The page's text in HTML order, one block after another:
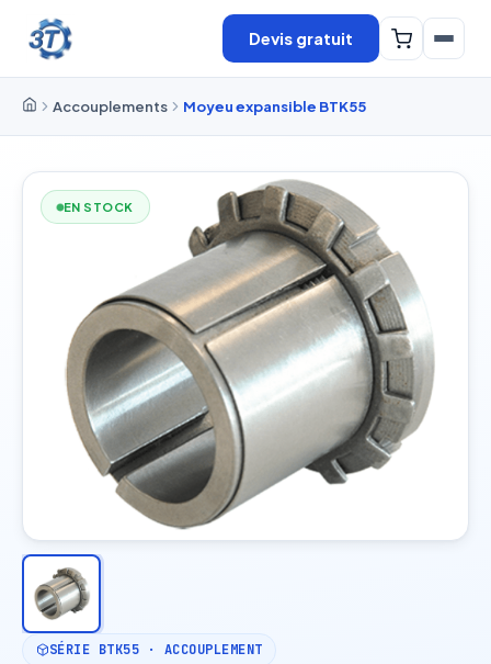
Devis gratuit
Accouplements Moyeu expansible BTK55
EN STOCK
SÉRIE BTK55 · ACCOUPLEMENT